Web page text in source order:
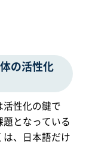
の活性化
性化の鍵で
となっている
、日本語だけ